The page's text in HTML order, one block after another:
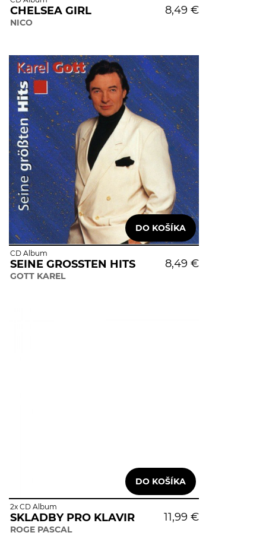
8,49 €
CHELSEA GIRL
NICO
8,49 €
CD Album
SEINE GROSSTEN HITS
GOTT KAREL
11,99 €
2x CD Album
SKLADBY PRO KLAVIR
ROGE PASCAL